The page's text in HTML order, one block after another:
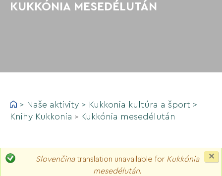
KUKKÓNIA MESEDÉLUTÁN
> Naše aktivity > Kukkonia kultúra a šport >
Knihy Kukkonia > Kukkónia mesedélután
Slovenčinatranslation unavailable for Kukkónia
mesedélután.